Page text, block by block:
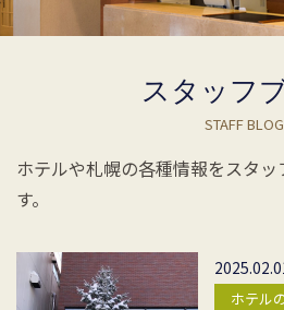
スタッフ
STAFF BLOG
ホテルや札幌の各種情報をスタ
す。
ホテル